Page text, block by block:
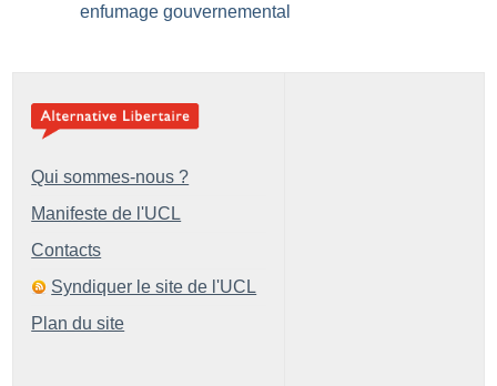
enfumage gouvernemental
Qui sommes-nous ?
Manifeste de l'UCL
Contacts
Syndiquer le site de l'UCL
Plan du site